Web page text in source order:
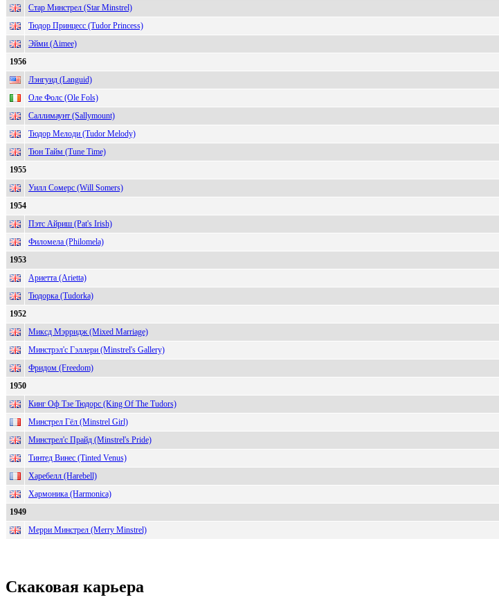
Стар Минстрел (Star Minstrel)
Тюдор Принцесс (Tudor Princess)
Эйми (Aimee)
1956
Лэнгуид (Languid)
Оле Фолс (Ole Fols)
Саллимаунт (Sallymount)
Тюдор Мелоди (Tudor Melody)
Тюн Тайм (Tune Time)
1955
Уилл Сомерс (Will Somers)
1954
Пэтс Айриш (Pat's Irish)
Филомела (Philomela)
1953
Ариетта (Arietta)
Тюдорка (Tudorka)
1952
Миксд Мэрридж (Mixed Marriage)
Минстрэл'с Гэллери (Minstrel's Gallery)
Фридом (Freedom)
1950
Кинг Оф Тзе Тюдорс (King Of The Tudors)
Минстрел Гёл (Minstrel Girl)
Минстрел'с Прайд (Minstrel's Pride)
Тинтед Винес (Tinted Venus)
Харебелл (Harebell)
Хармоника (Harmonica)
1949
Мерри Минстрел (Merry Minstrel)
Скаковая карьера